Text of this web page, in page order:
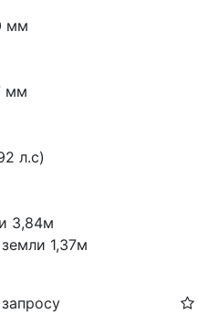
мм
мм
л.с)
3,84м
1,37м